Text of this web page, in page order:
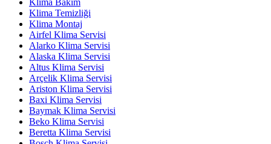
Klima Temizliği
Klima Montaj
Airfel Klima Servisi
Alarko Klima Servisi
Alaska Klima Servisi
Altus Klima Servisi
Arçelik Klima Servisi
Ariston Klima Servisi
Baxi Klima Servisi
Baymak Klima Servisi
Beko Klima Servisi
Beretta Klima Servisi